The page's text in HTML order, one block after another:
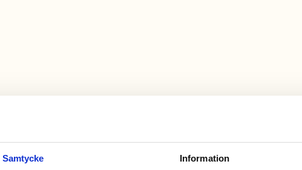
Samtycke Information